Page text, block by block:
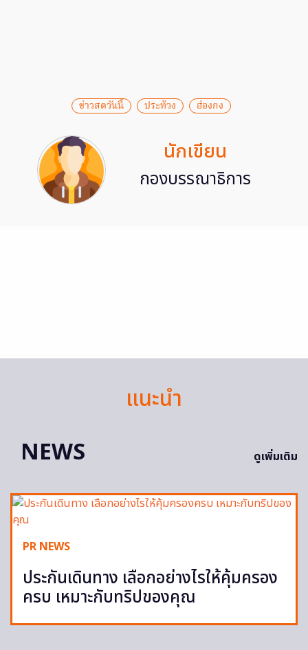
ข่าวสดวันนี้ ประท้วง ฮ่องกง
นักเขียน
กองบรรณาธิการ
แนะนำ
NEWS
ดูเพิ่มเติม
PR NEWS
ประกันเดินทาง เลือกอย่างไรให้คุ้มครอง
ครบ เหมาะกับทริปของคุณ